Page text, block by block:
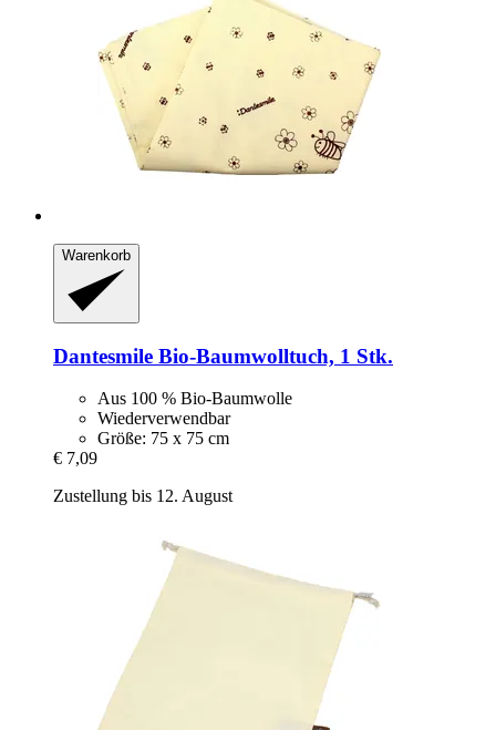
Warenkorb
Dantesmile Bio-​Baumwolltuch, 1 Stk.
Aus 100 % Bio-Baumwolle
Wiederverwendbar
Größe: 75 x 75 cm
€ 7,09
Zustellung bis 12. August